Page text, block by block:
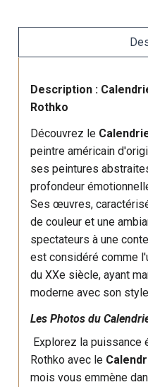
Description :
Rothko
Découvrez le
peintre américain
ses peintures
profondeur
Ses œuvres,
de couleur et une
spectateurs à une
est considéré comme
du XXe siècle, ayant
moderne avec son
Les Photos du
Explorez la puissance
Rothko avec le
mois vous emmène